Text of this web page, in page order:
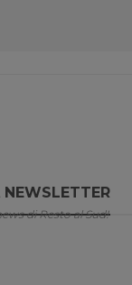
di Resto al Sud!